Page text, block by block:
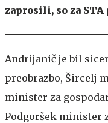
zaprosili, so za
Andrijanič je bil
preobrazbo, Šircelj
minister za
Podgoršek minister